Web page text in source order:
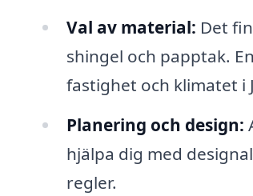
Val av material: Det
shingel och papptak.
fastighet och klimatet i
Planering och design:
hjälpa dig med
regler.